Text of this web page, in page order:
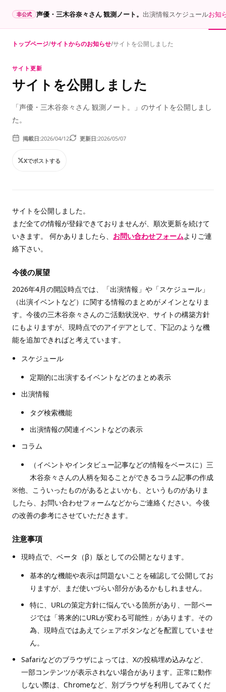
非公式 声優・三木谷奈々さん 観測ノート。 出演情報スケジュールお知
トップページ サイトからのお知らせ サイトを公開しました
サイト更新
サイトを公開しました
「声優・三木谷奈々さん 観測ノート。」のサイトを公開しまし
た。
掲載日 2026/04/12 更新日 2026/05/07
Xでポストする
サイトを公開しました。
まだ全ての情報が登録できておりませんが、順次更新を続けて
いきます。 何かありましたら、 お問い合わせフォームよりご連
絡下さい。
今後の展望
2026年4月の開設時点では、「出演情報」や「スケジュール」
（出演イベントなど）に関する情報のまとめがメインとなりま
す。今後の三木谷奈々さんのご活動状況や、サイトの構築方針
にもよりますが、現時点でのアイデアとして、下記のような機
能を追加できればと考えています。
スケジュール
定期的に出演するイベントなどのまとめ表示
出演情報
タグ検索機能
出演情報の関連イベントなどの表示
コラム
（イベントやインタビュー記事などの情報をベースに）三
木谷奈々さんの人柄を知ることができるコラム記事の作成
※他、こういったものがあるとよいかも、というものがありま
したら、お問い合わせフォームなどからご連絡ください。今後
の改善の参考にさせていただきます。
注意事項
現時点で、ベータ（β）版としての公開となります。
基本的な機能や表示は問題ないことを確認して公開してお
りますが、まだ使いづらい部分があるかもしれません。
特に、URLの策定方針に悩んでいる箇所があり、一部ペー
ジでは「将来的にURLが変わる可能性」があります。その
為、現時点ではあえてシェアボタンなどを配置していませ
ん。
Safariなどのブラウザによっては、Xの投稿埋め込みなど、
一部コンテンツが表示されない場合があります。正常に動作
しない際は、Chromeなど、別ブラウザを利用してみてくだ